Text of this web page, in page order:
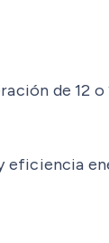
de 12
eficiencia